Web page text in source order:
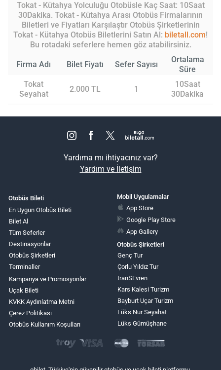
Tokat - Kütahya Yolculuğu Otobüsle Kaç Saat: 10Saat
30Dakika. Tokat - Kütahya Arası Otobüs Firmalarının
Biletleri ve Fiyatları Karşılaştır Otobüs Şirketlerinin
Tokat - Kütahya Otobüs Biletlerini Satın Al: biletall.com!
Bu rotadaki seferlere hemen göz atabilirsiniz.
Firma Adı Bilet Fiyatı Sefer Sayısı
Ortalama
Süre
Tokat
Seyahat
2.000 TL 1
10Saat
30Dakika
Yardıma mı ihtiyacınız var?
Yardım ve İletişim
Otobüs Bileti
En Uygun Otobüs Bileti
Bilet Al
Tüm Seferler
Destinasyonlar
Otobüs Şirketleri
Terminaller
Kampanya ve Promosyonlar
Uçak Bileti
KVKK Aydınlatma Metni
Çerez Politikası
Otobüs Kullanım Koşulları
Mobil Uygulamalar
App Store
Google Play Store
App Gallery
Otobüs Şirketleri
Genç Tur
Çorlu Yıldız Tur
tranSEvren
Kars Kalesi Turizm
Bayburt Uçar Turizm
Lüks Nur Seyahat
Lüks Gümüşhane